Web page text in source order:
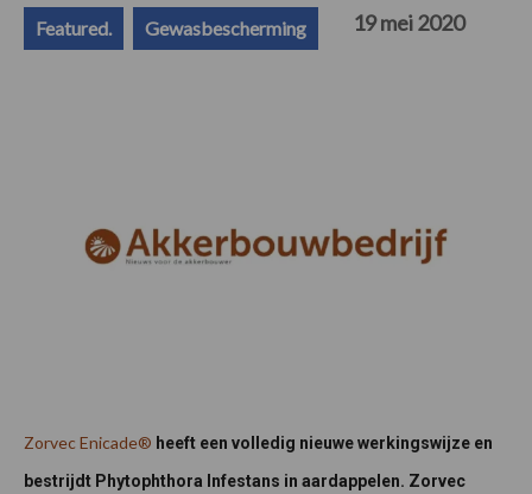
Featured. Gewasbescherming 19 mei 2020
Zorvec Enicade® heeft een volledig nieuwe werkingswijze en
bestrijdt Phytophthora Infestans in aardappelen. Zorvec